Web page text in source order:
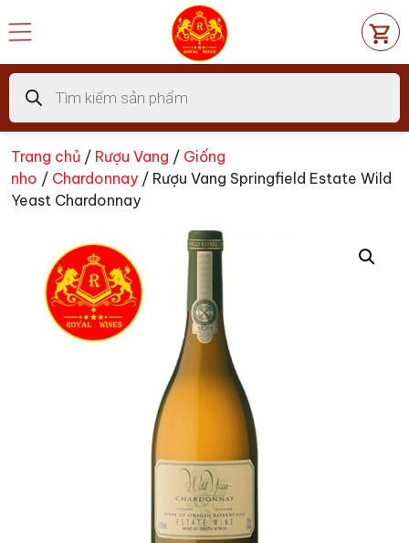
đến
dung
Tìm
kiếm
sản
phẩm
Trang chủ / Rượu Vang / Giống
nho / Chardonnay / Rượu Vang Springfield Estate Wild
Yeast Chardonnay